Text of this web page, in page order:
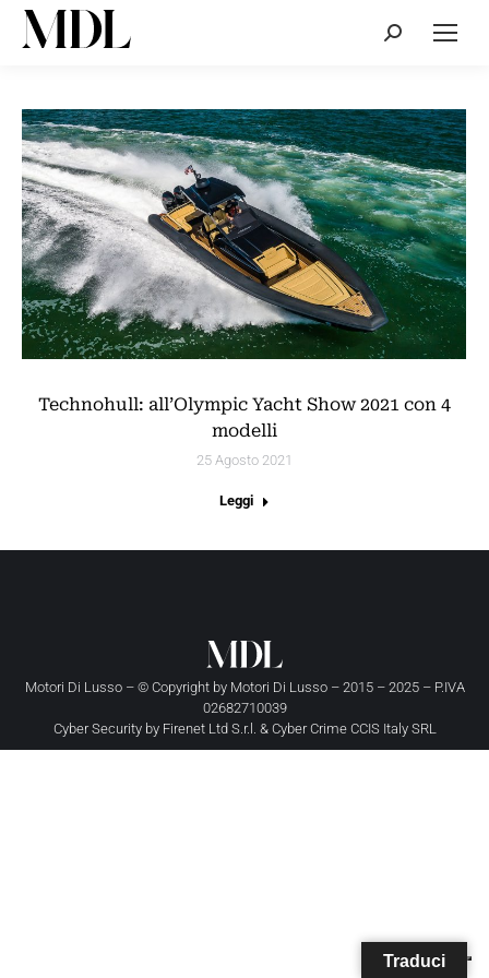
Cerca:
Technohull: all’Olympic Yacht Show 2021 con 4
modelli
25 Agosto 2021
Leggi
Motori Di Lusso – © Copyright by Motori Di Lusso– 2015 – 2025 – P.IVA
02682710039
Cyber Security by Firenet Ltd S.r.l. & Cyber Crime CCIS Italy SRL
Traduci